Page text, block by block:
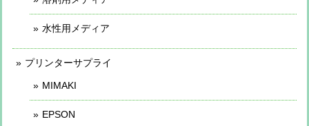
水性用メディア
プリンターサプライ
MIMAKI
EPSON